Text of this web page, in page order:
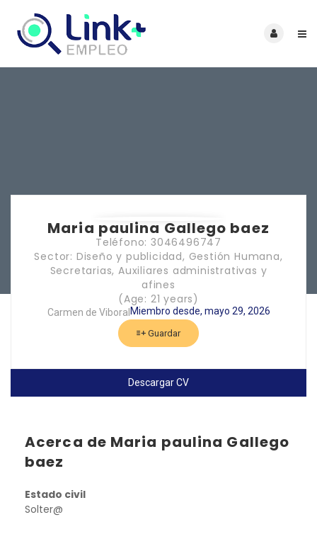
Maria paulina Gallego baez
Teléfono: 3046496747
Sector: Diseño y publicidad, Gestión Humana,
Secretarias, Auxiliares administrativas y
afines
(Age: 21 years)
Carmen de Viboral Miembro desde, mayo 29, 2026
Guardar
Descargar CV
Acerca de Maria paulina Gallego
baez
Estado civil
Solter@